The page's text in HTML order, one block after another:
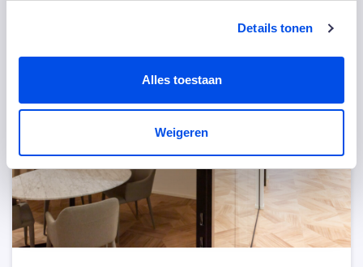
Details tonen
Alles toestaan
Weigeren